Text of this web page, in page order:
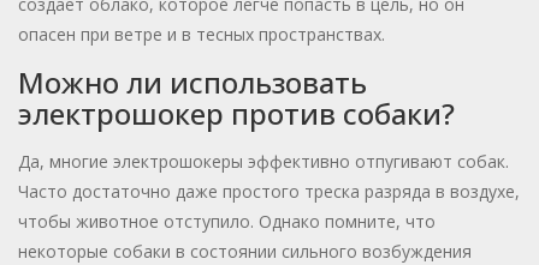
создает облако, которое легче попасть в цель, но он
опасен при ветре и в тесных пространствах.
Можно ли использовать
электрошокер против собаки?
Да, многие электрошокеры эффективно отпугивают собак.
Часто достаточно даже простого треска разряда в воздухе,
чтобы животное отступило. Однако помните, что
некоторые собаки в состоянии сильного возбуждения